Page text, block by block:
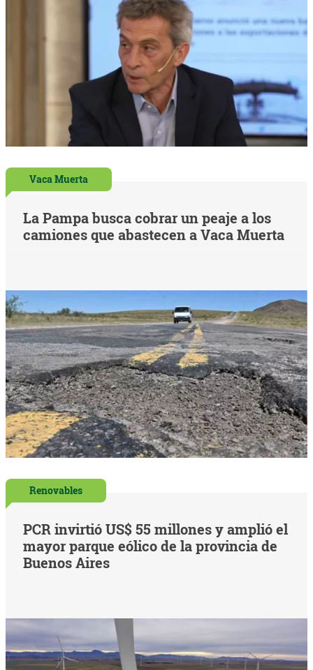
Vaca Muerta
La Pampa busca cobrar un peaje a los
camiones que abastecen a Vaca Muerta
Renovables
PCR invirtió US$ 55 millones y amplió el
mayor parque eólico de la provincia de
Buenos Aires